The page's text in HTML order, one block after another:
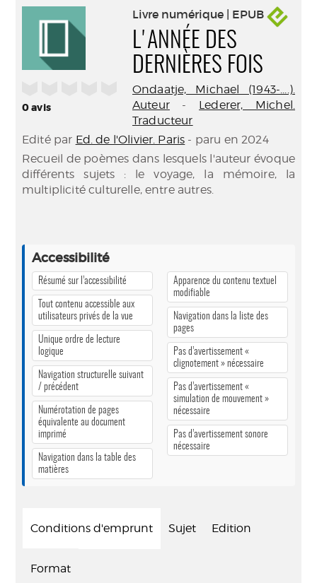
0avis
Livre numérique | EPUB
L'ANNÉE DES
DERNIÈRES FOIS
Ondaatje, Michael (1943-....).
Auteur- Lederer, Michel.
Traducteur
Edité par Ed. de l'Olivier. Paris - paru en 2024
Recueil de poèmes dans lesquels l'auteur évoque
différents sujets : le voyage, la mémoire, la
multiplicité culturelle, entre autres.
Accessibilité
Résumé sur l’accessibilité
Tout contenu accessible aux
utilisateurs privés de la vue
Unique ordre de lecture
logique
Navigation structurelle suivant
/ précédent
Numérotation de pages
équivalente au document
imprimé
Navigation dans la table des
matières
Apparence du contenu textuel
modifiable
Navigation dans la liste des
pages
Pas d’avertissement «
clignotement » nécessaire
Pas d’avertissement «
simulation de mouvement »
nécessaire
Pas d’avertissement sonore
nécessaire
Conditions d'emprunt Sujet Edition
Format